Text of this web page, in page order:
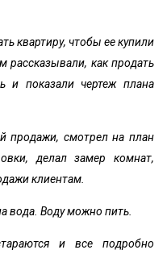
квартиру, чтобы ее купили
рассказывали, как продать
показали чертеж плана
продажи, смотрел на план
делал замер комнат,
клиентам.
вода. Воду можно пить.
и все подробно